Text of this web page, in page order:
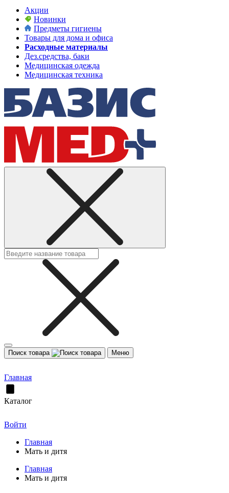
Акции
Новинки
Предметы гигиены
Товары для дома и офиса
Расходные материалы
Дез.средства, баки
Медицинская одежда
Медицинская техника
Поиск товара Меню
Главная
Каталог
Войти
Главная
Мать и дитя
Главная
Мать и дитя